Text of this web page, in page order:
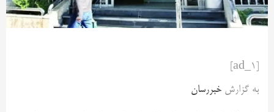
به گزارش خبررسان